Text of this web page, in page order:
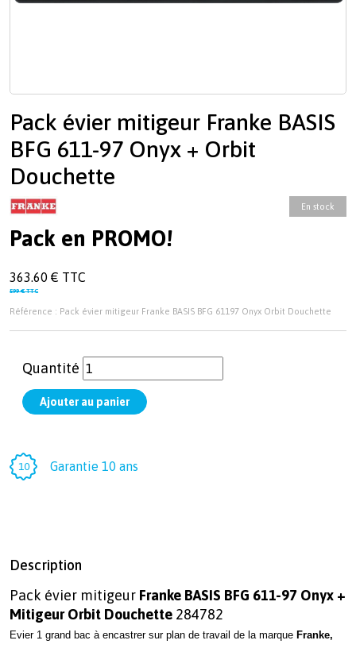
Pack évier mitigeur Franke BASIS
BFG 611-97 Onyx + Orbit
Douchette
En stock
Pack en PROMO!
363.60 € TTC
599 € TTC
Référence : Pack évier mitigeur Franke BASIS BFG 61197 Onyx Orbit Douchette
Quantité
Garantie 10 ans
Description
Pack évier mitigeur Franke BASIS BFG 611-97 Onyx +
Mitigeur Orbit Douchette 284782
Evier 1 grand bac à encastrer sur plan de travail de la marque Franke,